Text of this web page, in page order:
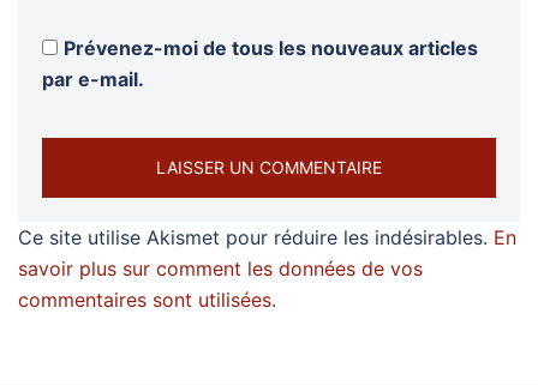
Prévenez-moi de tous les nouveaux articles
par e-mail.
Ce site utilise Akismet pour réduire les indésirables. En
savoir plus sur comment les données de vos
commentaires sont utilisées.